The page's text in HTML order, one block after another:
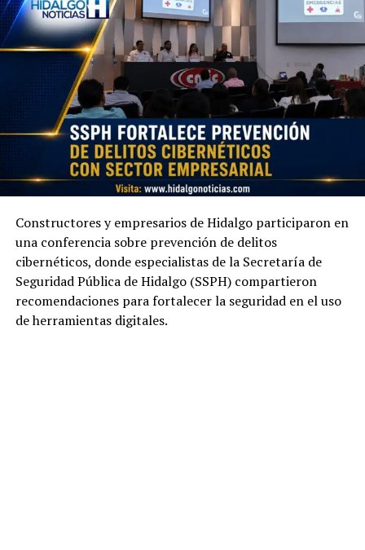
Constructores y empresarios de Hidalgo participaron en
una conferencia sobre prevención de delitos
cibernéticos, donde especialistas de la Secretaría de
Seguridad Pública de Hidalgo (SSPH) compartieron
recomendaciones para fortalecer la seguridad en el uso
de herramientas digitales.